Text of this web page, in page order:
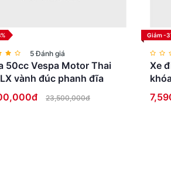
5 Đánh giá
50cc Vespa Motor Thai
vành đúc phanh đĩa
23,500,000đ
Giảm -
Xe
Full